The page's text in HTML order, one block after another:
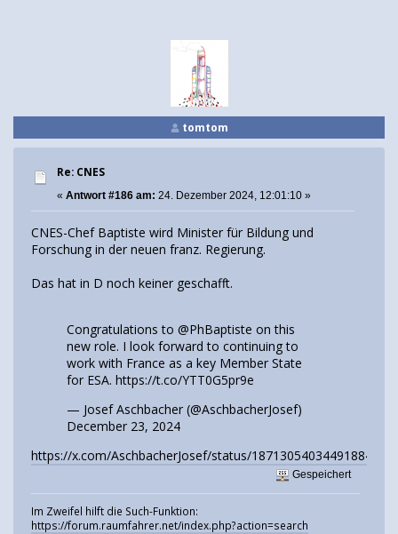
tomtom
Re: CNES
« Antwort #186 am: 24. Dezember 2024, 12:01:10 »
CNES-Chef Baptiste wird Minister für Bildung und
Forschung in der neuen franz. Regierung.
Das hat in D noch keiner geschafft.
Congratulations to @PhBaptiste on this
new role. I look forward to continuing to
work with France as a key Member State
for ESA. https://t.co/YTT0G5pr9e
— Josef Aschbacher (@AschbacherJosef)
December 23, 2024
https://x.com/AschbacherJosef/status/1871305403449188448
Gespeichert
Im Zweifel hilft die Such-Funktion:
https://forum.raumfahrer.net/index.php?action=search